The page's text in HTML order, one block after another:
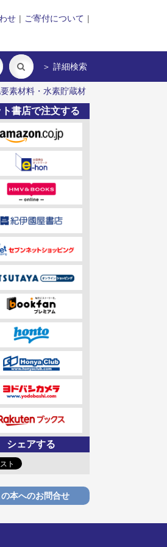
せ | ご寄付について |
＞ 詳細検索
素材料・水素貯蔵材
書店で注文する
シェアする
の本へのお問合せ